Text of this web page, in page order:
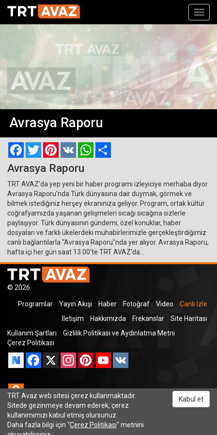
Avrasya Raporu
FacebookTwitterPinterest
VK WhatsApp
Avrasya Raporu
TRT AVAZ'da yep yeni bir haber programı izleyiciye merhaba diyor.
Avrasya Raporu'nda Türk dünyasına dair duymak, görmek ve
bilmek istediğiniz herşey ekranınıza geliyor. Program, ortak kültür
coğrafyamızda yaşanan gelişmeleri sıcağı sıcağına sizlerle
paylaşıyor. Türk dünyasının gündemi, özel konuklar, haber
dosyaları ve farklı ükelerdeki muhabirlerimizle gerçekleştirdiğimiz
canlı bağlantılarla "Avrasya Raporu"nda yer alıyor. Avrasya Raporu,
hafta içi her gün saat 13.00'te TRT AVAZ'da...
© 2026
Programlar Yayın Akışı Haber Fotoğraf Video
Canlı İzle
İletişim
Hakkımızda Frekanslar
Site Haritası
Kullanım Şartları
Gizlilik Politikası ve Aydınlatma Metni
Çerez Politikası
Facebook
X InstagramPinterestYouTube
Odnoklassniki
TRT Avaz web sitesi çerez kullanmaktadır.
Sitede gezinmeye devam ederek, çerez
kullanımımızı kabul etmiş olursunuz.
Daha fazla bilgi için "Çerez Politikası" metnini
Kabul et